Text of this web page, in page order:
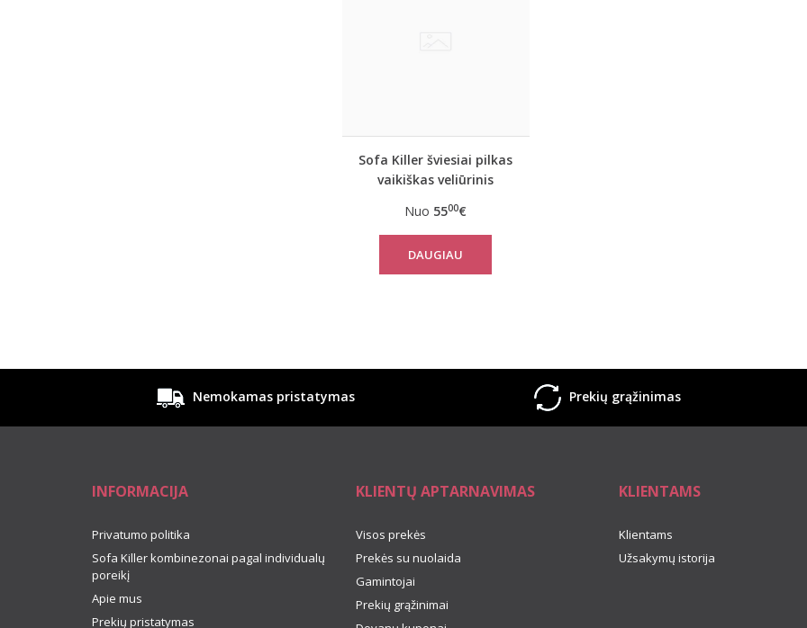
Sofa Killer šviesiai pilkas
vaikiškas veliūrinis
Nuo 5500€
DAUGIAU
Nemokamas pristatymas Prekių grąžinimas
INFORMACIJA
Privatumo politika
Sofa Killer kombinezonai pagal individualų
poreikį
Apie mus
Prekių pristatymas
KLIENTŲ APTARNAVIMAS
Visos prekės
Prekės su nuolaida
Gamintojai
Prekių grąžinimai
KLIENTAMS
Klientams
Užsakymų istorija